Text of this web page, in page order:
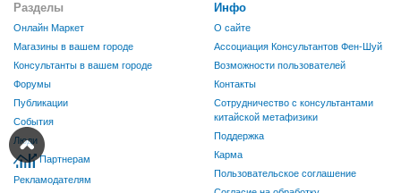
Разделы
Онлайн Маркет
Магазины в вашем городе
Консультанты в вашем городе
Форумы
Публикации
События
Люди
Партнерам
Рекламодателям
Инфо
О сайте
Ассоциация Консультантов Фен-Шуй
Возможности пользователей
Контакты
Сотрудничество с консультантами
китайской метафизики
Поддержка
Карма
Пользовательское соглашение